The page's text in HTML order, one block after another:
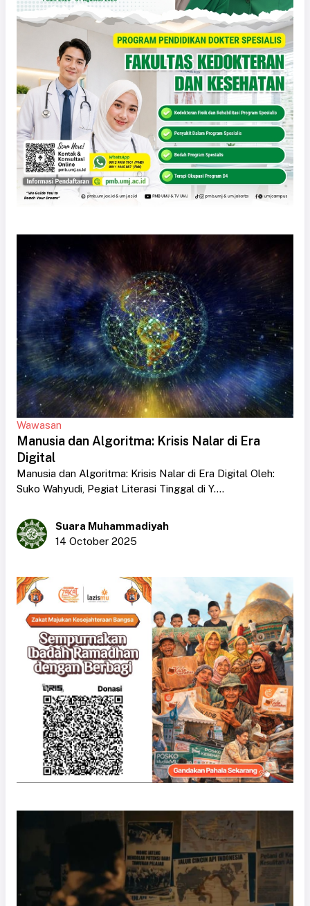
Wawasan
Manusia dan Algoritma: Krisis Nalar di Era
Digital
Manusia dan Algoritma: Krisis Nalar di Era Digital Oleh:
Suko Wahyudi, Pegiat Literasi Tinggal di Y....
Suara Muhammadiyah
14 October 2025